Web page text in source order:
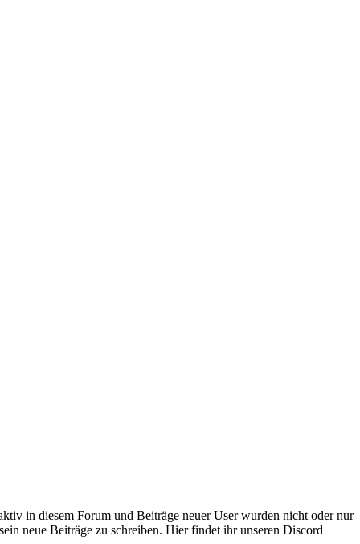
in diesem Forum und Beiträge neuer User wurden nicht oder nur
neue Beiträge zu schreiben. Hier findet ihr unseren Discord